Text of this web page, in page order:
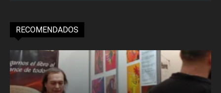
RECOMENDADOS